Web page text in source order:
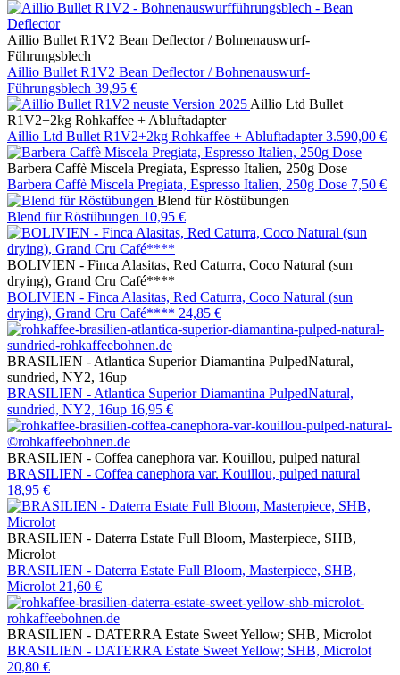
Aillio Bullet R1V2 Bean Deflector / Bohnenauswurf-
Führungsblech
Aillio Bullet R1V2 Bean Deflector / Bohnenauswurf-
Führungsblech 39,95 €
Aillio Ltd Bullet
R1V2+2kg Rohkaffee + Abluftadapter
Aillio Ltd Bullet R1V2+2kg Rohkaffee + Abluftadapter3.590,00 €
Barbera Caffè Miscela Pregiata, Espresso Italien, 250g Dose
Barbera Caffè Miscela Pregiata, Espresso Italien, 250g Dose 7,50 €
Blend für Röstübungen
Blend für Röstübungen 10,95 €
BOLIVIEN - Finca Alasitas, Red Caturra, Coco Natural (sun
drying), Grand Cru Café****
BOLIVIEN - Finca Alasitas, Red Caturra, Coco Natural (sun
drying), Grand Cru Café**** 24,85 €
BRASILIEN - Atlantica Superior Diamantina PulpedNatural,
sundried, NY2, 16up
BRASILIEN - Atlantica Superior Diamantina PulpedNatural,
sundried, NY2, 16up 16,95 €
BRASILIEN - Coffea canephora var. Kouillou, pulped natural
BRASILIEN - Coffea canephora var. Kouillou, pulped natural
18,95 €
BRASILIEN - Daterra Estate Full Bloom, Masterpiece, SHB,
Microlot
BRASILIEN - Daterra Estate Full Bloom, Masterpiece, SHB,
Microlot 21,60 €
BRASILIEN - DATERRA Estate Sweet Yellow; SHB, Microlot
BRASILIEN - DATERRA Estate Sweet Yellow; SHB, Microlot
20,80 €